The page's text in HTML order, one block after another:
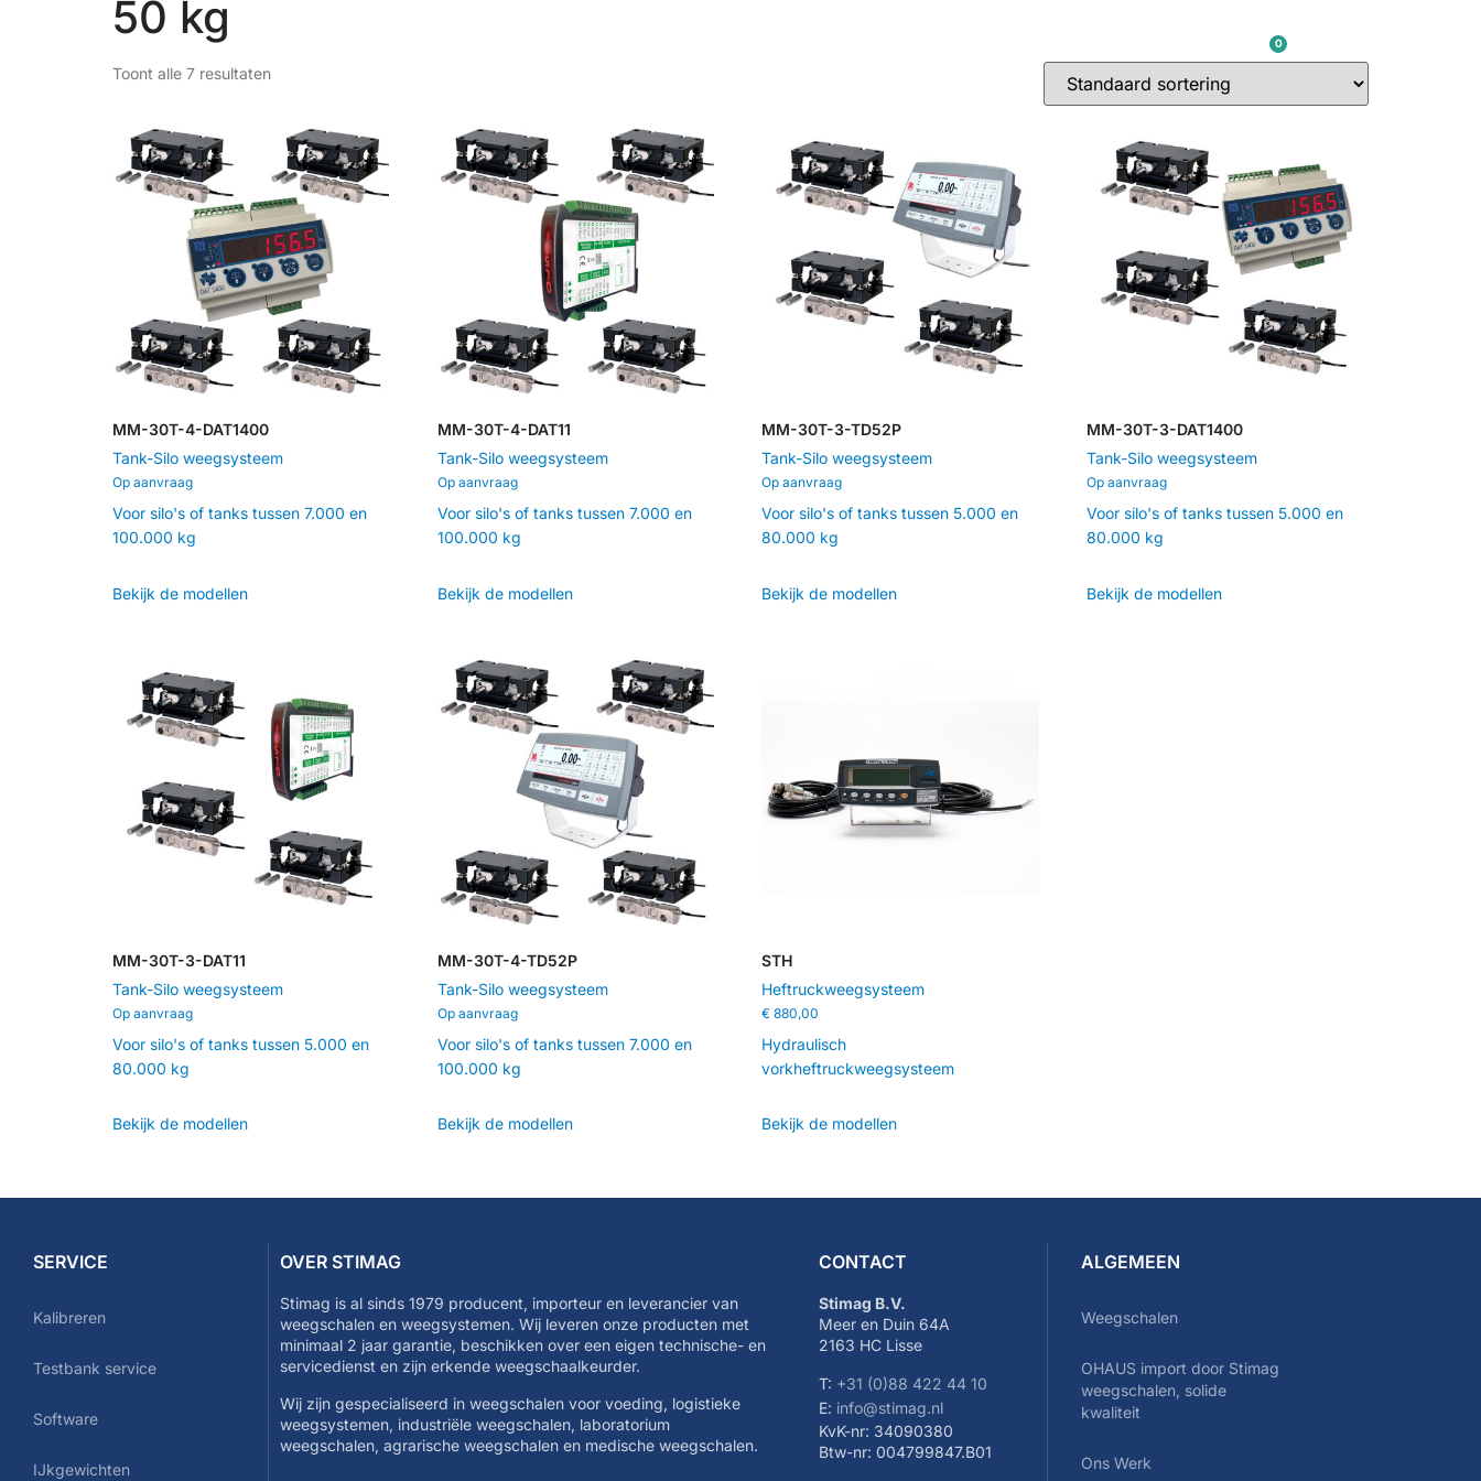
€
0
50 kg
Toont alle 7 resultaten
MM-30T-4-DAT1400
Tank-Silo weegsysteem
Op aanvraag
Voor silo's of tanks tussen 7.000 en
100.000 kg
Bekijk de modellen
MM-30T-4-DAT11
Tank-Silo weegsysteem
Op aanvraag
Voor silo's of tanks tussen 7.000 en
100.000 kg
Bekijk de modellen
MM-30T-3-TD52P
Tank-Silo weegsysteem
Op aanvraag
Voor silo's of tanks tussen 5.000 en
80.000 kg
Bekijk de modellen
MM-30T-3-DAT1400
Tank-Silo weegsysteem
Op aanvraag
Voor silo's of tanks tussen 5.000 en
80.000 kg
Bekijk de modellen
MM-30T-3-DAT11
Tank-Silo weegsysteem
Op aanvraag
Voor silo's of tanks tussen 5.000 en
80.000 kg
Bekijk de modellen
MM-30T-4-TD52P
Tank-Silo weegsysteem
Op aanvraag
Voor silo's of tanks tussen 7.000 en
100.000 kg
Bekijk de modellen
STH
Heftruckweegsysteem
€ 880,00
Hydraulisch
vorkheftruckweegsysteem
Bekijk de modellen
SERVICE
Kalibreren
Testbank service
Software
IJkgewichten
OVER STIMAG
Stimag is al sinds 1979 producent, importeur en leverancier van
weegschalen en weegsystemen. Wij leveren onze producten met
minimaal 2 jaar garantie, beschikken over een eigen technische- en
servicedienst en zijn erkende weegschaalkeurder.
Wij zijn gespecialiseerd in weegschalen voor voeding, logistieke
weegsystemen, industriële weegschalen, laboratorium
weegschalen, agrarische weegschalen en medische weegschalen.
CONTACT
Stimag B.V.
Meer en Duin 64A
2163 HC Lisse
T: +31 (0)88 422 44 10
E: info@stimag.nl
KvK-nr: 34090380
Btw-nr: 004799847.B01
ALGEMEEN
Weegschalen
OHAUS import door Stimag
weegschalen, solide
kwaliteit
Ons Werk